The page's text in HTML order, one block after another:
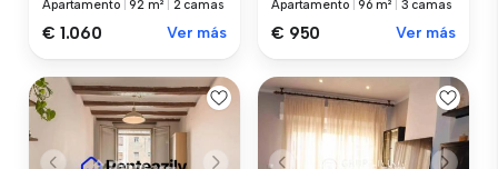
Apartamento |92 m² 2 camas
€ 1.060 Ver más
Apartamento |96 m² 3 camas
€ 950 Ver más